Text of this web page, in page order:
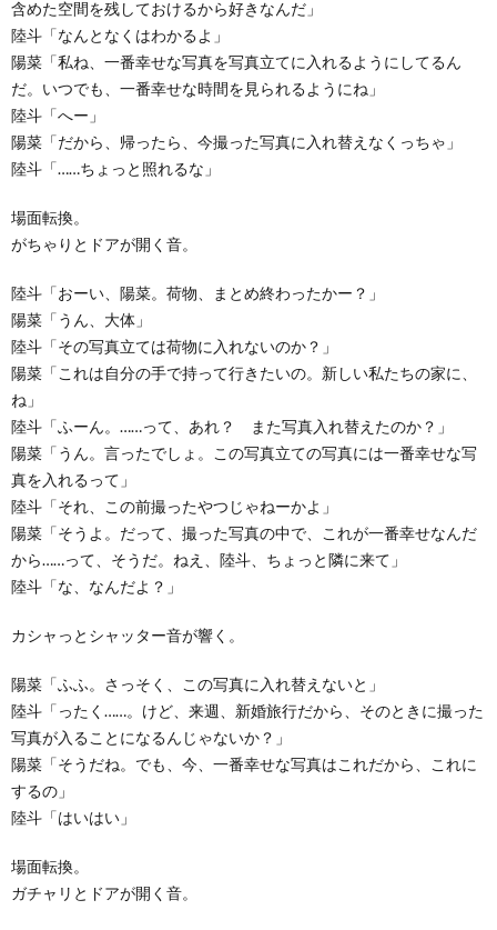
含めた空間を残しておけるから好きなんだ」
陸斗「なんとなくはわかるよ」
陽菜「私ね、一番幸せな写真を写真立てに入れるようにしてるん
だ。いつでも、一番幸せな時間を見られるようにね」
陸斗「へー」
陽菜「だから、帰ったら、今撮った写真に入れ替えなくっちゃ」
陸斗「……ちょっと照れるな」
場面転換。
がちゃりとドアが開く音。
陸斗「おーい、陽菜。荷物、まとめ終わったかー？」
陽菜「うん、大体」
陸斗「その写真立ては荷物に入れないのか？」
陽菜「これは自分の手で持って行きたいの。新しい私たちの家に、
ね」
陸斗「ふーん。……って、あれ？ また写真入れ替えたのか？」
陽菜「うん。言ったでしょ。この写真立ての写真には一番幸せな写
真を入れるって」
陸斗「それ、この前撮ったやつじゃねーかよ」
陽菜「そうよ。だって、撮った写真の中で、これが一番幸せなんだ
から……って、そうだ。ねえ、陸斗、ちょっと隣に来て」
陸斗「な、なんだよ？」
カシャっとシャッター音が響く。
陽菜「ふふ。さっそく、この写真に入れ替えないと」
陸斗「ったく……。けど、来週、新婚旅行だから、そのときに撮った
写真が入ることになるんじゃないか？」
陽菜「そうだね。でも、今、一番幸せな写真はこれだから、これに
するの」
陸斗「はいはい」
場面転換。
ガチャリとドアが開く音。